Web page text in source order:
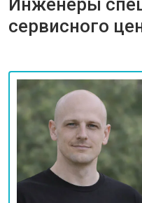
Инженеры
сервисного